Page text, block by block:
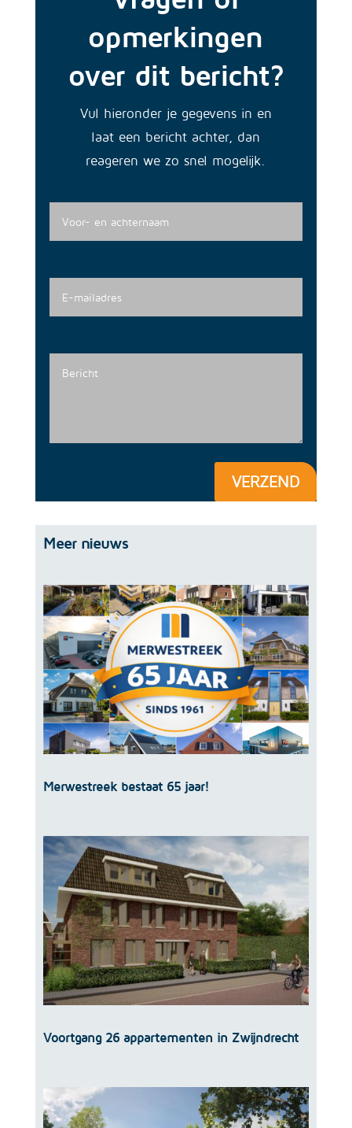
opmerkingen
over dit bericht?
Vul hieronder je gegevens in en
laat een bericht achter, dan
reageren we zo snel mogelijk.
VERZEND
Meer nieuws
Merwestreek bestaat 65 jaar!
Voortgang 26 appartementen in Zwijndrecht